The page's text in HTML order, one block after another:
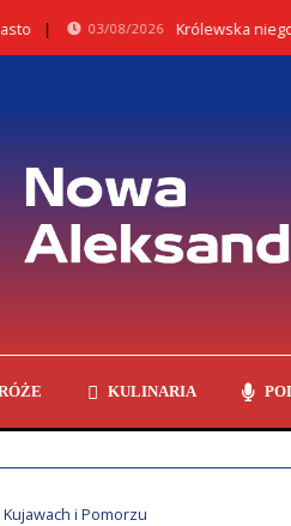
03/08/2026 Królewska niegdyś
KULINARIA
i Pomorzu